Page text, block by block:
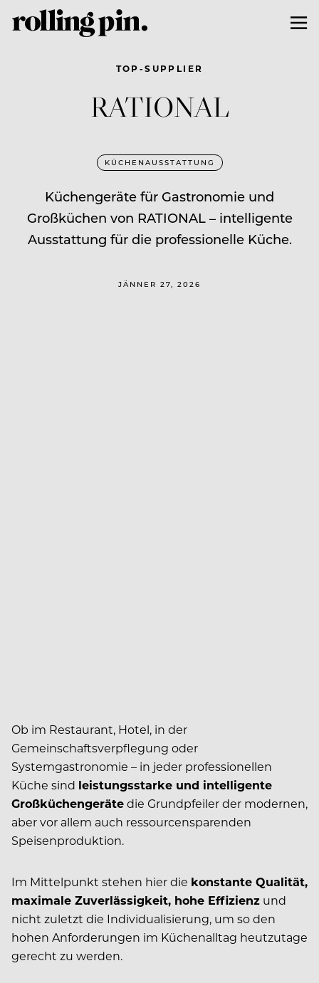
TOP-SUPPLIER
RATIONAL
KÜCHENAUSSTATTUNG
Küchengeräte für Gastronomie und
Großküchen von RATIONAL – intelligente
Ausstattung für die professionelle Küche.
JÄNNER 27, 2026
Ob im Restaurant, Hotel, in der
Gemeinschaftsverpflegung oder
Systemgastronomie – in jeder professionellen
Küche sind leistungsstarke und intelligente
Großküchengerätedie Grundpfeiler der modernen,
aber vor allem auch ressourcensparenden
Speisenproduktion.
Im Mittelpunkt stehen hier die konstante Qualität,
maximale Zuverlässigkeit, hohe Effizienz und
nicht zuletzt die Individualisierung, um so den
hohen Anforderungen im Küchenalltag heutzutage
gerecht zu werden.